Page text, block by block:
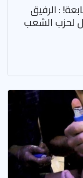
: الرفيق
لحزب الشعب